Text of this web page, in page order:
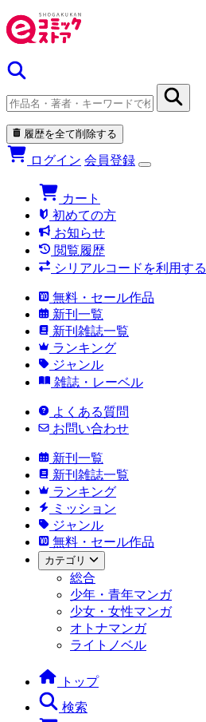
履歴を全て削除する
ログイン 会員登録
カート
初めての方
お知らせ
閲覧履歴
シリアルコードを利用する
無料・セール作品
新刊一覧
新刊雑誌一覧
ランキング
ジャンル
雑誌・レーベル
よくある質問
お問い合わせ
新刊一覧
新刊雑誌一覧
ランキング
ミッション
ジャンル
無料・セール作品
カテゴリ
総合
少年・青年マンガ
少女・女性マンガ
オトナマンガ
ライトノベル
トップ
検索